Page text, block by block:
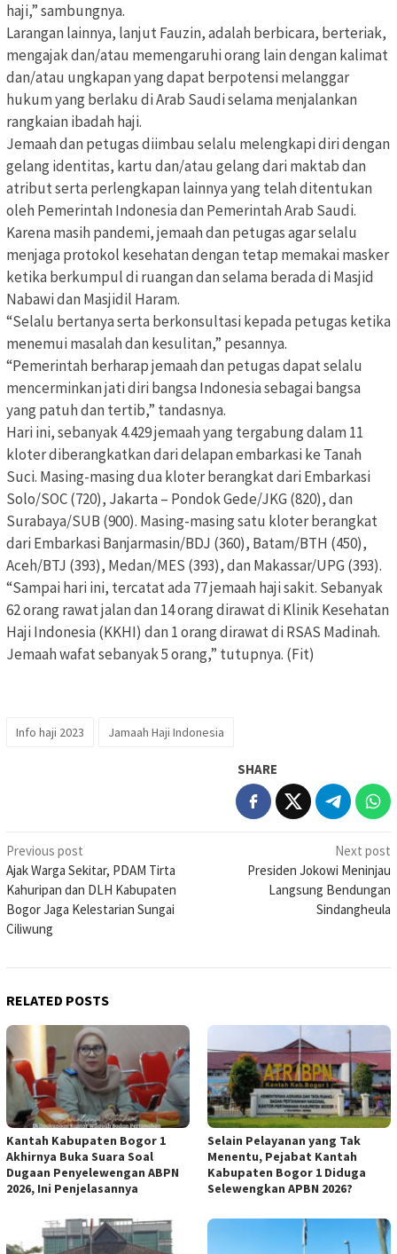
haji,” sambungnya.
Larangan lainnya, lanjut Fauzin, adalah berbicara, berteriak,
mengajak dan/atau memengaruhi orang lain dengan kalimat
dan/atau ungkapan yang dapat berpotensi melanggar
hukum yang berlaku di Arab Saudi selama menjalankan
rangkaian ibadah haji.
Jemaah dan petugas diimbau selalu melengkapi diri dengan
gelang identitas, kartu dan/atau gelang dari maktab dan
atribut serta perlengkapan lainnya yang telah ditentukan
oleh Pemerintah Indonesia dan Pemerintah Arab Saudi.
Karena masih pandemi, jemaah dan petugas agar selalu
menjaga protokol kesehatan dengan tetap memakai masker
ketika berkumpul di ruangan dan selama berada di Masjid
Nabawi dan Masjidil Haram.
“Selalu bertanya serta berkonsultasi kepada petugas ketika
menemui masalah dan kesulitan,” pesannya.
“Pemerintah berharap jemaah dan petugas dapat selalu
mencerminkan jati diri bangsa Indonesia sebagai bangsa
yang patuh dan tertib,” tandasnya.
Hari ini, sebanyak 4.429 jemaah yang tergabung dalam 11
kloter diberangkatkan dari delapan embarkasi ke Tanah
Suci. Masing-masing dua kloter berangkat dari Embarkasi
Solo/SOC (720), Jakarta – Pondok Gede/JKG (820), dan
Surabaya/SUB (900). Masing-masing satu kloter berangkat
dari Embarkasi Banjarmasin/BDJ (360), Batam/BTH (450),
Aceh/BTJ (393), Medan/MES (393), dan Makassar/UPG (393).
“Sampai hari ini, tercatat ada 77 jemaah haji sakit. Sebanyak
62 orang rawat jalan dan 14 orang dirawat di Klinik Kesehatan
Haji Indonesia (KKHI) dan 1 orang dirawat di RSAS Madinah.
Jemaah wafat sebanyak 5 orang,” tutupnya. (Fit)
Info haji 2023 Jamaah Haji Indonesia
SHARE
Post
navigation
Previous post
Ajak Warga Sekitar, PDAM Tirta
Kahuripan dan DLH Kabupaten
Bogor Jaga Kelestarian Sungai
Ciliwung
Next post
Presiden Jokowi Meninjau
Langsung Bendungan
Sindangheula
RELATED POSTS
Kantah Kabupaten Bogor 1
Akhirnya Buka Suara Soal
Dugaan Penyelewengan ABPN
2026, Ini Penjelasannya
Selain Pelayanan yang Tak
Menentu, Pejabat Kantah
Kabupaten Bogor 1 Diduga
Selewengkan APBN 2026?